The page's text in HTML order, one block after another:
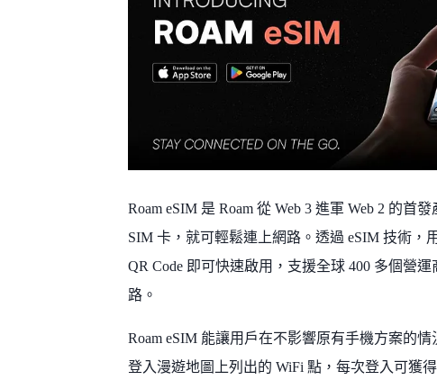
Roam eSIM 是 Roam 從 Web 3 進軍 Web 2 的
SIM 卡，就可輕鬆連上網路。透過 eSIM 技術，
QR Code 即可快速啟用，支援全球 400 多個營
路。
Roam eSIM 能讓用戶在不影響原有手機方案的
登入漫遊地圖上列出的 WiFi 點，每次登入可獲